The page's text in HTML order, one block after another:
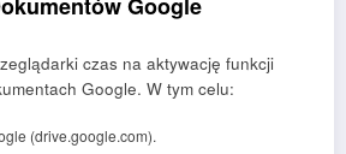
Google
czas na aktywację funkcji
Google. W tym celu:
(drive.google.com).